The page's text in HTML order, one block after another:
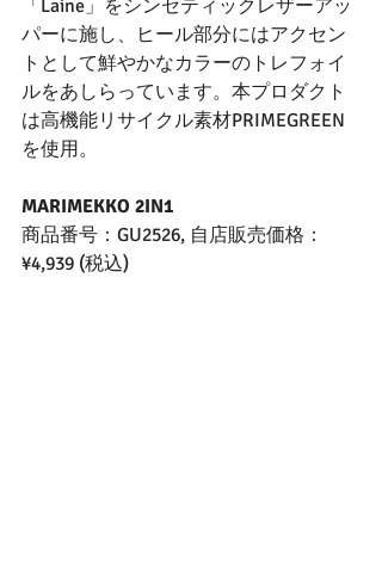
「Laine」をシンセティックレザーアッ
パーに施し、ヒール部分にはアクセン
トとして鮮やかなカラーのトレフォイ
ルをあしらっています。本プロダクト
は高機能リサイクル素材PRIMEGREEN
を使用。
MARIMEKKO 2IN1
商品番号：GU2526, 自店販売価格：
¥4,939 (税込)